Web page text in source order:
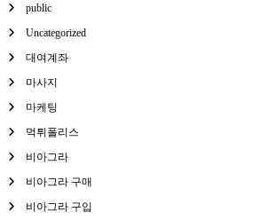
public
Uncategorized
대여계좌
마사지
마케팅
먹튀폴리스
비아그라
비아그라 구매
비아그라 구입